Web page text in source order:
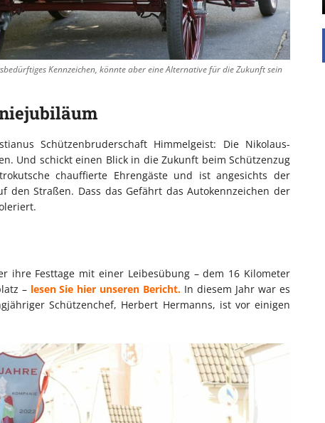
Kennzeichen, könnte aber eine Alternative für die Zukunft sein
Schützenbruderschaft Himmelgeist: Die Nikolaus-
Und schickt einen Blick in die Zukunft beim Schützenzug
chauffierte Ehrengäste und ist angesichts der
den Straßen. Dass das Gefährt das Autokennzeichen der
ihre Festtage mit einer Leibesübung – dem 16 Kilometer
– lesen Sie hier unseren Bericht. In diesem Jahr war es
Schützenchef, Herbert Hermanns, ist vor einigen